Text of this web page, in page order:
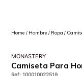
Hombre Ropa
MONASTERY
Camiseta Para
Ref:100010022519